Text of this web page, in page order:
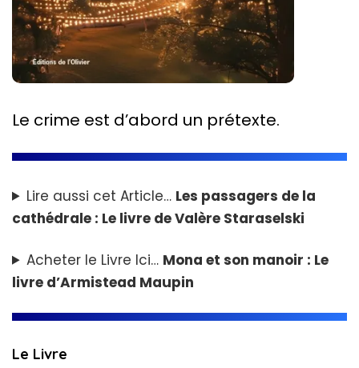
Le crime est d’abord un prétexte.
Lire aussi cet Article… Les passagers de la
cathédrale : Le livre de Valère Staraselski
Acheter le Livre Ici… Mona et son manoir : Le
livre d’Armistead Maupin
Le Livre